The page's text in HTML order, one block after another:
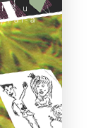
u
a